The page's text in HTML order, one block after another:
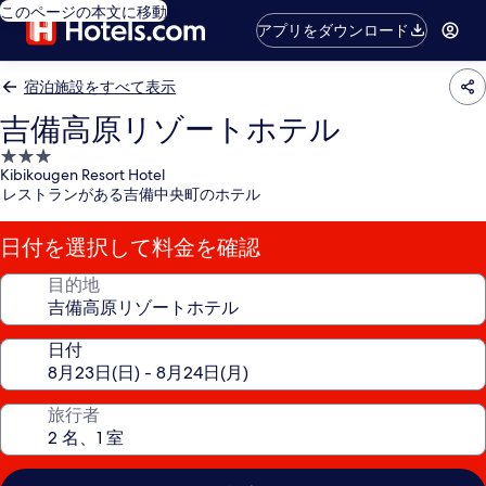
このページの本文に移動
アプリをダウンロード
宿泊施設をすべて表示
吉備高原リゾートホテル
3.0
つ
星
宿
泊
施
Kibikougen Resort Hotel
レストランがある吉備中央町のホテル
日付を選択して料金を確認
目的地
日付
旅行者